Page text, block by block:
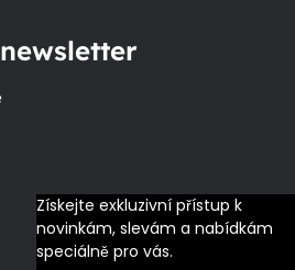
Získejte exkluzivní přístup k
novinkám, slevám a nabídkám
speciálně pro vás.